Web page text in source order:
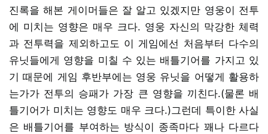
진록을 해본 게이머들은 잘 알고 있겠지만 영웅이 전투
에 미치는 영향은 매우 크다. 영웅 자신의 막강한 체력
과 전투력을 제외하고도 이 게임에선 처음부터 다수의
유닛들에게 영향을 미칠 수 있는 배틀기어를 가지고 있
기 때문에 게임 후반부에는 영웅 유닛을 어떻게 활용하
는가가 전투의 승패가 가장 큰 영향을 끼친다.(물론 배
틀기어가 미치는 영향도 매우 크다.)그런데 특이한 사실
은 배틀기어를 부여하는 방식이 종족마다 꽤나 다르다